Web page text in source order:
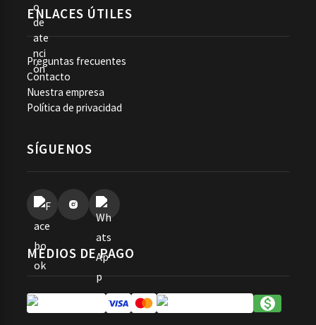
ENLACES ÚTILES
Preguntas frecuentes
Contacto
Nuestra empresa
Política de privacidad
SÍGUENOS
MEDIOS DE PAGO